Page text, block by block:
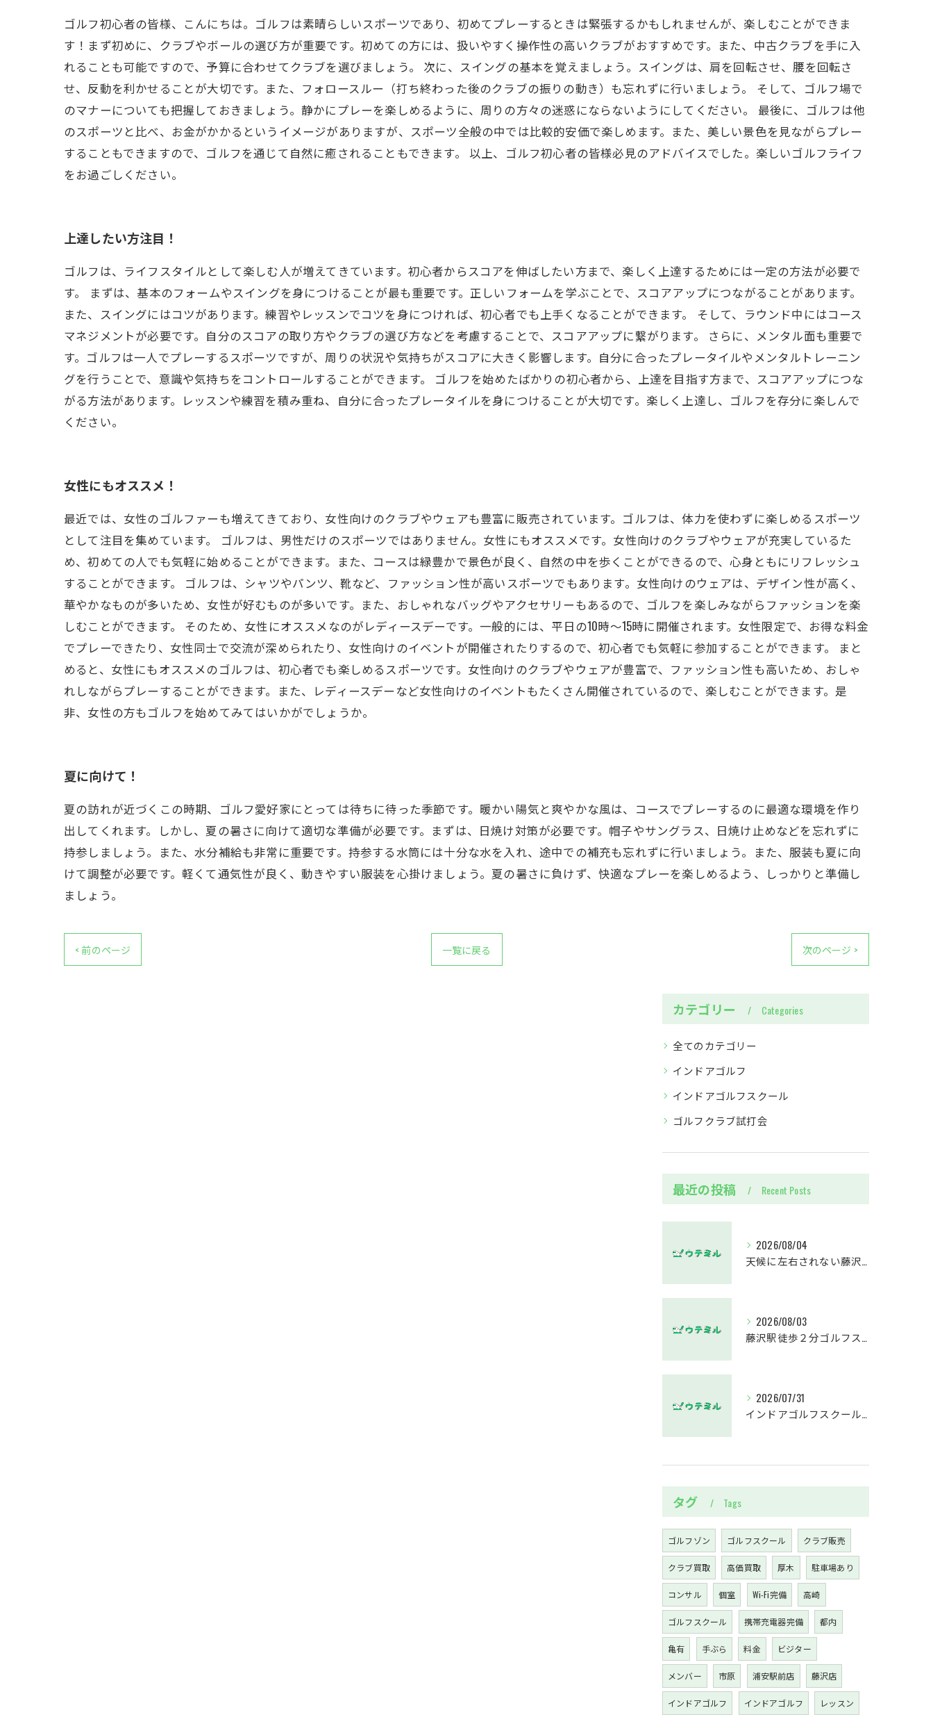
ゴルフ初心者の皆様、こんにちは。ゴルフは素晴らしいスポーツであり、初めてプレーするときは緊張するかもしれませんが、楽しむことができま
す！まず初めに、クラブやボールの選び方が重要です。初めての方には、扱いやすく操作性の高いクラブがおすすめです。また、中古クラブを手に入
れることも可能ですので、予算に合わせてクラブを選びましょう。 次に、スイングの基本を覚えましょう。スイングは、肩を回転させ、腰を回転さ
せ、反動を利かせることが大切です。また、フォロースルー（打ち終わった後のクラブの振りの動き）も忘れずに行いましょう。 そして、ゴルフ場で
のマナーについても把握しておきましょう。静かにプレーを楽しめるように、周りの方々の迷惑にならないようにしてください。 最後に、ゴルフは他
のスポーツと比べ、お金がかかるというイメージがありますが、スポーツ全般の中では比較的安価で楽しめます。また、美しい景色を見ながらプレー
することもできますので、ゴルフを通じて自然に癒されることもできます。 以上、ゴルフ初心者の皆様必見のアドバイスでした。楽しいゴルフライフ
をお過ごしください。
上達したい方注目！
ゴルフは、ライフスタイルとして楽しむ人が増えてきています。初心者からスコアを伸ばしたい方まで、楽しく上達するためには一定の方法が必要で
す。 まずは、基本のフォームやスイングを身につけることが最も重要です。正しいフォームを学ぶことで、スコアアップにつながることがあります。
また、スイングにはコツがあります。練習やレッスンでコツを身につければ、初心者でも上手くなることができます。 そして、ラウンド中にはコース
マネジメントが必要です。自分のスコアの取り方やクラブの選び方などを考慮することで、スコアアップに繋がります。 さらに、メンタル面も重要で
す。ゴルフは一人でプレーするスポーツですが、周りの状況や気持ちがスコアに大きく影響します。自分に合ったプレータイルやメンタルトレーニン
グを行うことで、意識や気持ちをコントロールすることができます。 ゴルフを始めたばかりの初心者から、上達を目指す方まで、スコアアップにつな
がる方法があります。レッスンや練習を積み重ね、自分に合ったプレータイルを身につけることが大切です。楽しく上達し、ゴルフを存分に楽しんで
ください。
女性にもオススメ！
最近では、女性のゴルファーも増えてきており、女性向けのクラブやウェアも豊富に販売されています。ゴルフは、体力を使わずに楽しめるスポーツ
として注目を集めています。 ゴルフは、男性だけのスポーツではありません。女性にもオススメです。女性向けのクラブやウェアが充実しているた
め、初めての人でも気軽に始めることができます。また、コースは緑豊かで景色が良く、自然の中を歩くことができるので、心身ともにリフレッシュ
することができます。 ゴルフは、シャツやパンツ、靴など、ファッション性が高いスポーツでもあります。女性向けのウェアは、デザイン性が高く、
華やかなものが多いため、女性が好むものが多いです。また、おしゃれなバッグやアクセサリーもあるので、ゴルフを楽しみながらファッションを楽
しむことができます。 そのため、女性にオススメなのがレディースデーです。一般的には、平日の10時～15時に開催されます。女性限定で、お得な料金
でプレーできたり、女性同士で交流が深められたり、女性向けのイベントが開催されたりするので、初心者でも気軽に参加することができます。 まと
めると、女性にもオススメのゴルフは、初心者でも楽しめるスポーツです。女性向けのクラブやウェアが豊富で、ファッション性も高いため、おしゃ
れしながらプレーすることができます。また、レディースデーなど女性向けのイベントもたくさん開催されているので、楽しむことができます。是
非、女性の方もゴルフを始めてみてはいかがでしょうか。
夏に向けて！
夏の訪れが近づくこの時期、ゴルフ愛好家にとっては待ちに待った季節です。暖かい陽気と爽やかな風は、コースでプレーするのに最適な環境を作り
出してくれます。しかし、夏の暑さに向けて適切な準備が必要です。まずは、日焼け対策が必要です。帽子やサングラス、日焼け止めなどを忘れずに
持参しましょう。また、水分補給も非常に重要です。持参する水筒には十分な水を入れ、途中での補充も忘れずに行いましょう。また、服装も夏に向
けて調整が必要です。軽くて通気性が良く、動きやすい服装を心掛けましょう。夏の暑さに負けず、快適なプレーを楽しめるよう、しっかりと準備し
ましょう。
< 前のページ 一覧に戻る 次のページ >
カテゴリー Categories
全てのカテゴリー
インドアゴルフ
インドアゴルフスクール
ゴルフクラブ試打会
最近の投稿 Recent Posts
2026/08/04
天候に左右されない藤沢駅のインドアゴルフホールウテミルで上達を実感する方法
2026/08/03
藤沢駅徒歩２分ゴルフスクールウテミルで人気のゴルフレッスン徹底解説
2026/07/31
インドアゴルフスクール千葉県市原市牛久で役立つデータ分析活用術まとめ
タグ Tags
ゴルフゾン ゴルフスクール クラブ販売
クラブ買取 高価買取 厚木 駐車場あり
コンサル 個室 Wi-Fi完備 高崎
ゴルフスクール 携帯充電器完備 都内
亀有 手ぶら 料金 ビジター
メンバー 市原 浦安駅前店 藤沢店
インドアゴルフ インドアゴルフ レッスン